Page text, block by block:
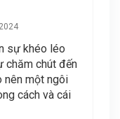
sự khéo léo
chăm chút đến
nên một ngôi
cách và cái